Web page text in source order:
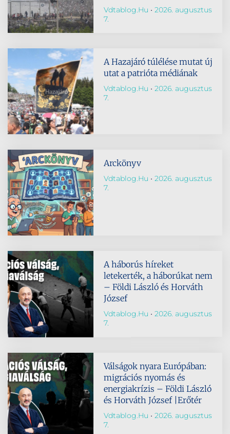
Vdtablog.hu
2026. augusztus
7.
A Hazajáró túlélése mutat új
utat a patrióta médiának
Vdtablog.hu
2026. augusztus
7.
Arckönyv
Vdtablog.hu
2026. augusztus
7.
A háborús híreket
letekerték, a háborúkat nem
– Földi László és Horváth
József
Vdtablog.hu
2026. augusztus
7.
Válságok nyara Európában:
migrációs nyomás és
energiakrízis – Földi László
és Horváth József |Erőtér
Vdtablog.hu
2026. augusztus
7.